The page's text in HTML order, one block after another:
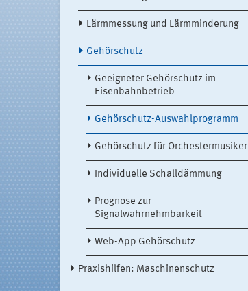
Lärmmessung und Lärmminderung
Gehörschutz
Geeigneter Gehörschutz im
Eisenbahnbetrieb
Gehörschutz-Auswahlprogramm
Gehörschutz für Orchestermusiker
Individuelle Schalldämmung
Prognose zur
Signalwahrnehmbarkeit
Web-App Gehörschutz
Praxishilfen: Maschinenschutz